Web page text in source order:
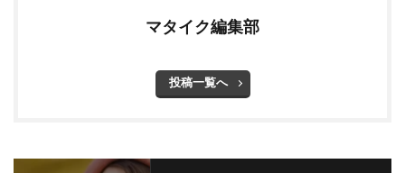
マタイク編集部
投稿一覧へ